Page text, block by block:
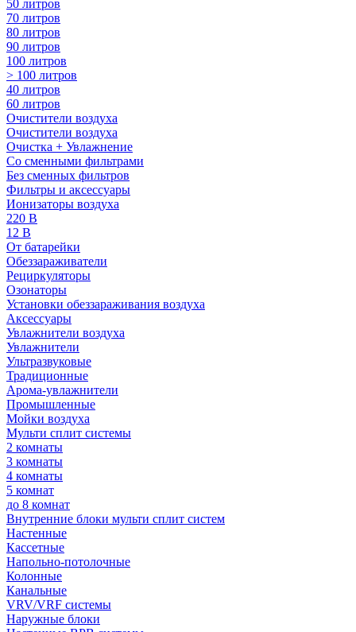
50 литров
70 литров
80 литров
90 литров
100 литров
> 100 литров
40 литров
60 литров
Очистители воздуха
Очистители воздуха
Очистка + Увлажнение
Cо сменными фильтрами
Без сменных фильтров
Фильтры и аксессуары
Ионизаторы воздуха
220 В
12 В
От батарейки
Обеззараживатели
Рециркуляторы
Озонаторы
Установки обеззараживания воздуха
Аксессуары
Увлажнители воздуха
Увлажнители
Ультразвуковые
Традиционные
Арома-увлажнители
Промышленные
Мойки воздуха
Мульти сплит системы
2 комнаты
3 комнаты
4 комнаты
5 комнат
до 8 комнат
Внутренние блоки мульти сплит систем
Настенные
Кассетные
Напольно-потолочные
Колонные
Канальные
VRV/VRF системы
Наружные блоки